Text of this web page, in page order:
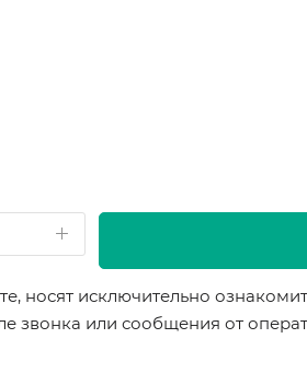
исключительно
звонка или сообщения от